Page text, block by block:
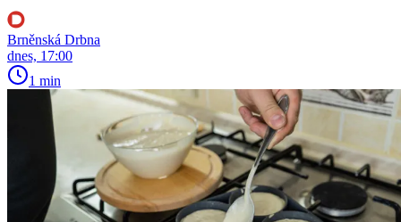
Brněnská Drbna
dnes, 17:00
1 min